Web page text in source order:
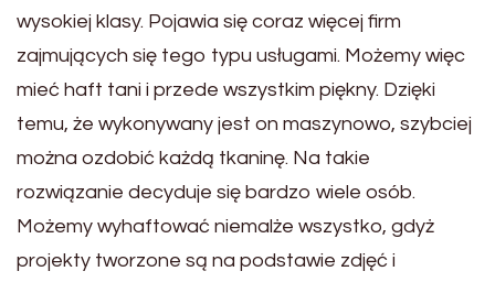
wysokiej klasy. Pojawia się coraz więcej firm
zajmujących się tego typu usługami. Możemy więc
mieć haft tani i przede wszystkim piękny. Dzięki
temu, że wykonywany jest on maszynowo, szybciej
można ozdobić każdą tkaninę. Na takie
rozwiązanie decyduje się bardzo wiele osób.
Możemy wyhaftować niemalże wszystko, gdyż
projekty tworzone są na podstawie zdjęć i